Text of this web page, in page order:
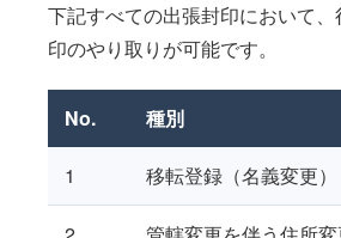
下記すべての出張封印において
印のやり取りが可能です。
No. 種別
1 移転登録（名義変更）